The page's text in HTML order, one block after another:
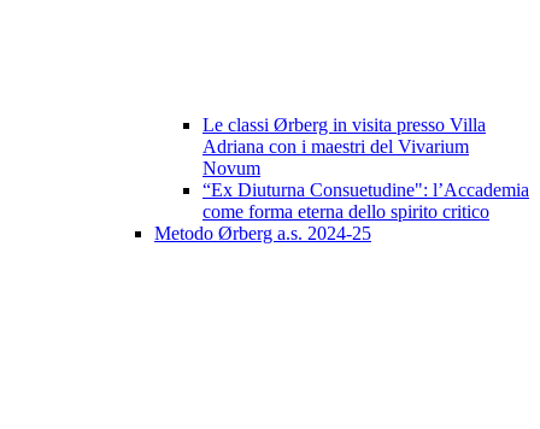
Le classi Ørberg in visita presso Villa
Adriana con i maestri del Vivarium
Novum
“Ex Diuturna Consuetudine": l’Accademia
come forma eterna dello spirito critico
Metodo Ørberg a.s. 2024-25